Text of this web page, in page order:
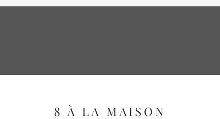
8 À LA MAISON